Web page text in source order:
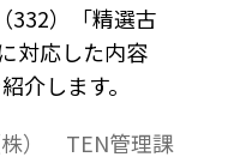
332）「精選古
対応した内容
介します。
） TEN管理課